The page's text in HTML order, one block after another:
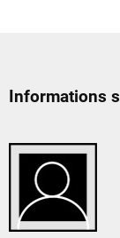
Informations